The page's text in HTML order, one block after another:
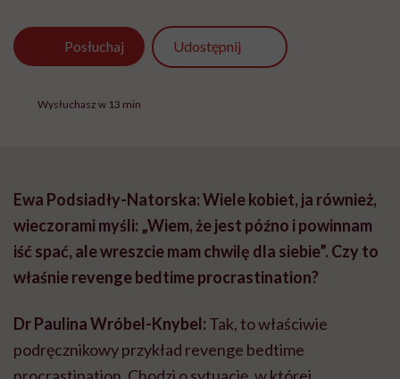
Posłuchaj Udostępnij
Wysłuchasz w 13 min
Ewa Podsiadły-Natorska: Wiele kobiet, ja również,
wieczorami myśli: „Wiem, że jest późno i powinnam
iść spać, ale wreszcie mam chwilę dla siebie”. Czy to
właśnie revenge bedtime procrastination?
Dr Paulina Wróbel-Knybel: Tak, to właściwie
podręcznikowy przykład revenge bedtime
procrastination. Chodzi o sytuację, w której